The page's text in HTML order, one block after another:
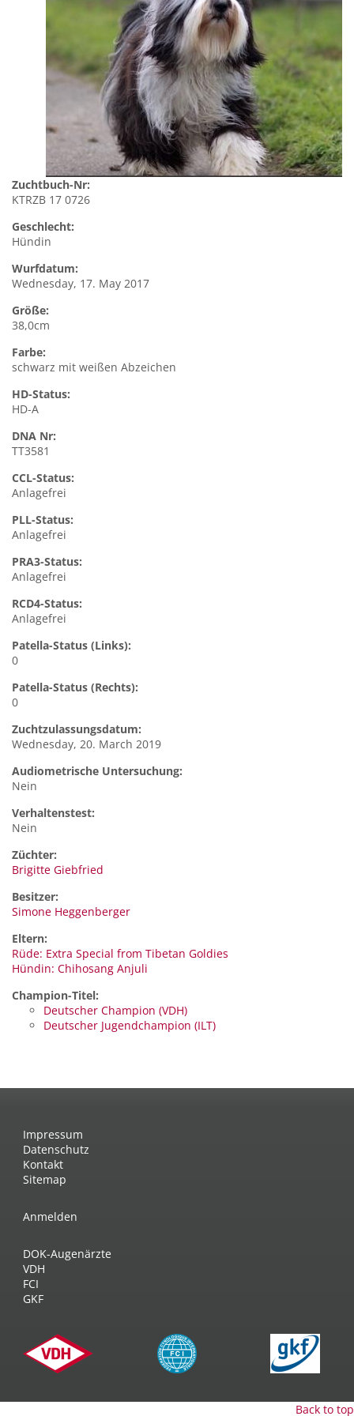
Zuchtbuch-Nr:
KTRZB 17 0726
Geschlecht:
Hündin
Wurfdatum:
Wednesday, 17. May 2017
Größe:
38,0cm
Farbe:
schwarz mit weißen Abzeichen
HD-Status:
HD-A
DNA Nr:
TT3581
CCL-Status:
Anlagefrei
PLL-Status:
Anlagefrei
PRA3-Status:
Anlagefrei
RCD4-Status:
Anlagefrei
Patella-Status (Links):
0
Patella-Status (Rechts):
0
Zuchtzulassungsdatum:
Wednesday, 20. March 2019
Audiometrische Untersuchung:
Nein
Verhaltenstest:
Nein
Züchter:
Brigitte Giebfried
Besitzer:
Simone Heggenberger
Eltern:
Rüde: Extra Special from Tibetan Goldies
Hündin: Chihosang Anjuli
Champion-Titel:
Deutscher Champion (VDH)
Deutscher Jugendchampion (ILT)
Impressum
Datenschutz
Kontakt
Sitemap
Anmelden
DOK-Augenärzte
VDH
FCI
GKF
Back to top